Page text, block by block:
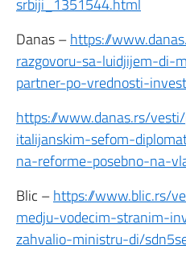
srbiji_1351544.html
Danas –https://
razgovoru-sa-luidjijem-di-
partner-po-vrednosti-
https://www.danas.rs/
italijanskim-sefom-
na-reforme-posebno-na-
Blic –https://www.blic.rs/
medju-vodecim-stranim-
zahvalio-ministru-di/